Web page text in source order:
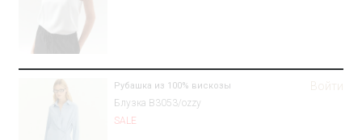
Рубашка из 100% вискозы
Блузка B3053/ozzy
SALE
Войти